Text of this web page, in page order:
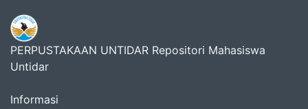
PERPUSTAKAAN UNTIDAR Repositori Mahasiswa
Untidar
Informasi